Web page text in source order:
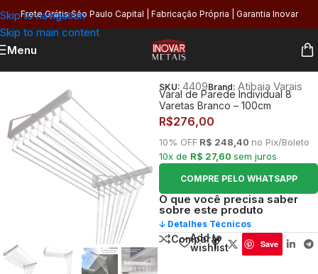
Skip to navigation
Skip to main content
Frete Grátis São Paulo Capital | Fabricação Própria | Garantia Inovar
Menu
SKU: 4409Brand: Atibaia Varais
Varal de Parede Individual 8
Varetas Branco – 100cm
R$276,00
10% OFF R$ 248,40 no Pix/Boleto
10x de R$ 27,60 sem juros
COMPRE PELO WHATSAPP
O que você precisa saber
sobre este produto
🡣 Detalhes Técnicos
Comparar
Add to
wishlist
Save